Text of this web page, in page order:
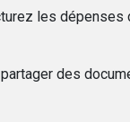
les dépenses
des